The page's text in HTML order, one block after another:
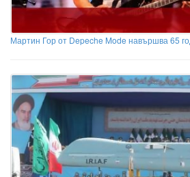
Мартин Гор от Depeche Mode навършва 65